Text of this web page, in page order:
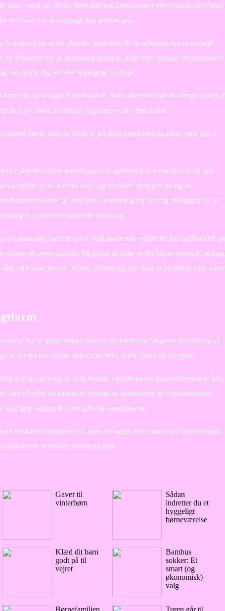
tiden værd at checke flere internet foretagender efter rabatkoder forud
er i tvivl om at modtage den laveste pris.
forretning på nettet tilbyder produkter til en salgspris der er utopisk
en indikator for en snydagtig netshop. Køb med gængse betalingskort
der bistår dig overfor uoprigtige e-shops.
eller betalinger med mobilen. Som alternativ bør du drage fordel af
du har i sinde at afdrage regningen ude i fremtiden.
burde man de facto se på dens handelsbetingelser, men det er
hvorvidt online webshoppen er godkendt af e-mærket, fordi det
respekterer de danske love, og at online shoppen nu og da
bestemmelserne på området. Desuden giver det dig mulighed for at
i processen med din bestilling.
er påpasselig med de mest vedkommende vilkår der har indflydelse på
online shoppen tilsikrer. På grund af dette er det tillige relevant, at man
altid vil kunne bevise ordren, uafhængig om man er på udkig efter varer
for at gennemrode diverse eksisterende brugeres domme og af
at du tjekker online virksomhedens kritik inden du shopper.
nyttige genveje til at få indblik i netshoppens kundetilfredshed. Her
som tilbyder kunderne at forfatte en anmeldelse af virksomhedens
til at tage stilling til hvor tilfredse kunderne er.
selskaber ajourføres tit, men der tages ikke ansvar for forandringer
opdaterede websitets informationer.
Gaver til
vinterbørn
Klæd dit barn
godt på til
vejret
Børnefamilien
Sådan
indretter du et
hyggeligt
børneværelse
Bambus
sokker: Et
smart (og
økonomisk)
valg
Turen går til